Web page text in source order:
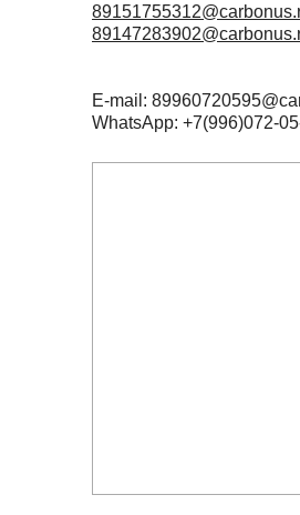
E-mail:
WhatsApp: +7(996)072-